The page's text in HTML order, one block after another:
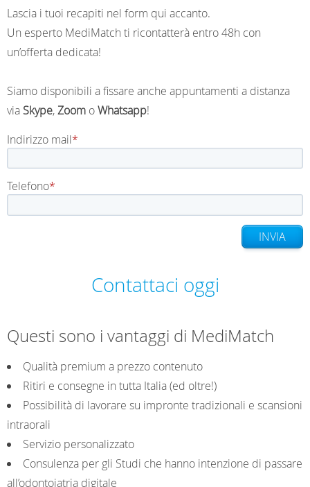
Lascia i tuoi recapiti nel form qui accanto.
Un esperto MediMatch ti ricontatterà entro 48h con
un’offerta dedicata!
Siamo disponibili a fissare anche appuntamenti a distanza
viaSkype,Zoom oWhatsapp!
Indirizzo mail
Telefono
INVIA
Contattaci oggi
Questi sono i vantaggi di MediMatch
Qualità premium a prezzo contenuto
Ritiri e consegne in tutta Italia (ed oltre!)
Possibilità di lavorare su impronte tradizionali e scansioni
intraorali
Servizio personalizzato
Consulenza per gli Studi che hanno intenzione di passare
all’odontoiatria digitale